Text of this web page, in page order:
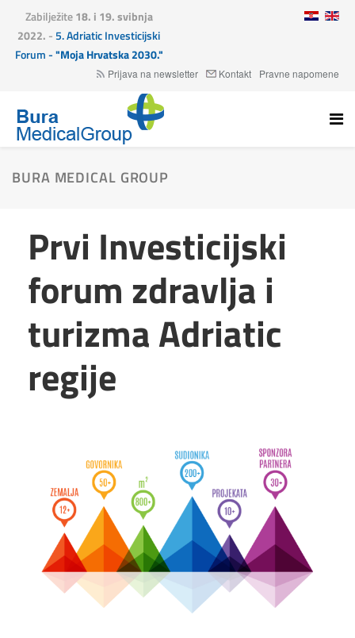
Zabilježite18. i 19. svibnja
2022. -5. Adriatic Investicijski
Forum -"Moja Hrvatska 2030."
Prijava na newsletter Kontakt Pravne napomene
BURA MEDICAL GROUP
Prvi Investicijski
forum zdravlja i
turizma Adriatic
regije